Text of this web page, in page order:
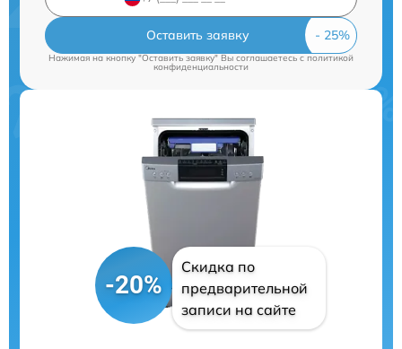
Оставить заявку
Нажимая на кнопку "Оставить заявку" Вы соглашаетесь cполитикой
конфиденциальности
-20%
Скидка по
предварительной
записи на сайте